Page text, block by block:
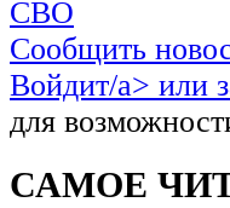
СВО
Сообщить
Войдит/a> или
для
САМОЕ